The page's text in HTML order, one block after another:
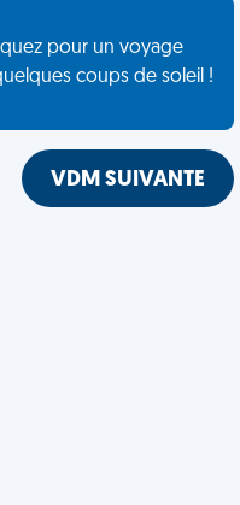
pour un voyage
coups de soleil !
VDM SUIVANTE